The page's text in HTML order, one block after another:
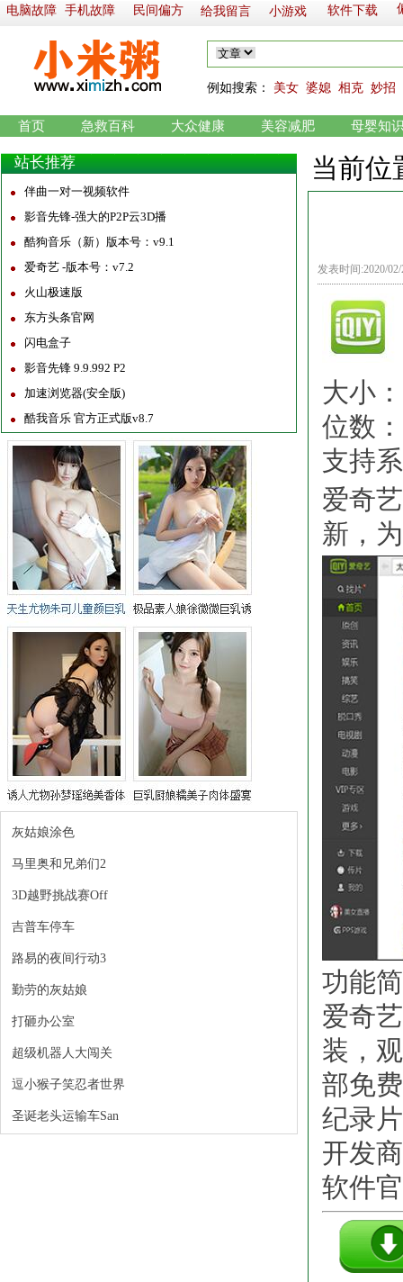
首页 急救百科 大众健康 美容减肥 母婴知
软件下载
小游戏
手机故障 民间偏方 给我留言
例如搜索： 美女 婆媳 相克 妙招
电脑故障
站长推荐
伴曲一对一视频软件
影音先锋-强大的P2P云3D播
酷狗音乐（新）版本号：v9.1
爱奇艺 -版本号：v7.2
火山极速版
东方头条官网
闪电盒子
影音先锋 9.9.992 P2
加速浏览器(安全版)
酷我音乐 官方正式版v8.7
灰姑娘涂色
马里奥和兄弟们2
3D越野挑战赛Off
吉普车停车
路易的夜间行动3
勤劳的灰姑娘
打砸办公室
超级机器人大闯关
逗小猴子笑忍者世界
圣诞老头运输车San
当前
发表时间:2020/
大小
位数
支持
爱奇
新，
功能
爱奇
装，
部免
纪录
开发
软件